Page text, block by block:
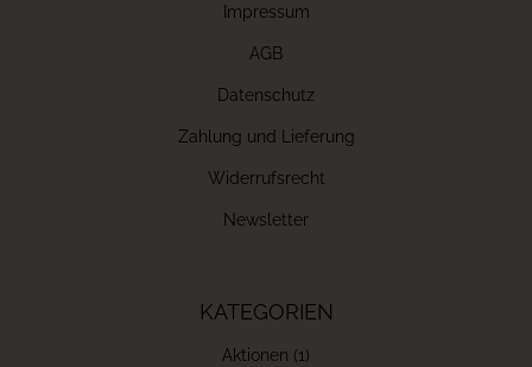
Impressum
AGB
Datenschutz
Zahlung und Lieferung
Widerrufsrecht
Newsletter
KATEGORIEN
Aktionen (1)